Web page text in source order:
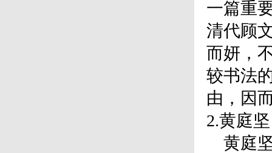
一篇重
清代顾
而妍，
较书法
由，因
2.黄庭坚
黄庭坚